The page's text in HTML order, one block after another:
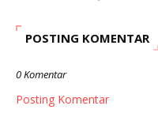
POSTING KOMENTAR
0 Komentar
Posting Komentar